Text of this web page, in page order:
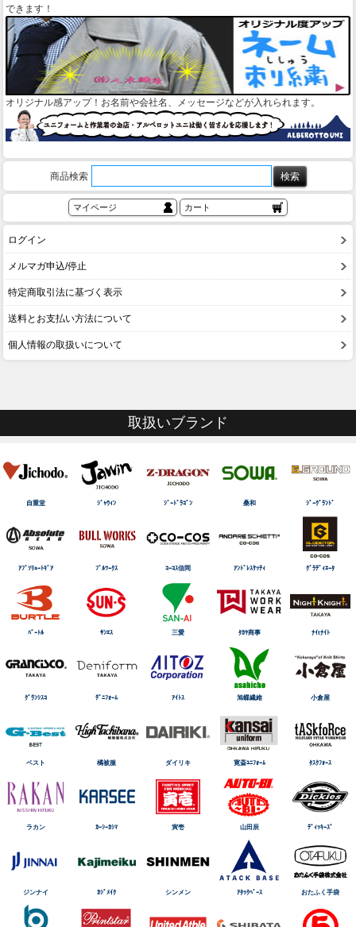
できます！
オリジナル感アップ！お名前や会社名、メッセージなどが入れられます。
商品検索
マイページ カート
ログイン
メルマガ申込/停止
特定商取引法に基づく表示
送料とお支払い方法について
個人情報の取扱いについて
取扱いブランド
自重堂 ｼﾞｬｳｨﾝ ｼﾞｰﾄﾞﾗｺﾞﾝ 桑和 ｼﾞｰｸﾞﾗﾝﾄﾞ
ｱﾌﾞｿﾘｭｰﾄｷﾞｱ ﾌﾞﾙﾜｰｸｽ ｺｰｺｽ信岡 ｱﾝﾄﾞﾚｽｹｯﾃｨ ｸﾞﾗﾃﾞｨｴｰﾀ
ﾊﾞｰﾄﾙ ｻﾝｴｽ 三愛 ﾀｶﾔ商事 ﾅｲtﾅｲﾄ
ｸﾞﾗﾝｼｽｺ ﾃﾞﾆﾌｫｰﾑ ｱｲﾄｽ 旭蝶繊維 小倉屋
ベスト 橘被服 ダイリキ 寛斎ﾕﾆﾌｫｰﾑ ﾀｽｸﾌｫｰｽ
ラカン ｶｰｼｰｶｼﾏ 寅壱 山田辰 ﾃﾞｨｯｷｰｽﾞ
ジンナイ ｶｼﾞﾒｲｸ シンメン ｱﾀｯｸﾍﾞｰｽ おたふく手袋